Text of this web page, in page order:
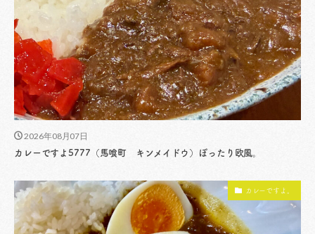
2026年08月07日
カレーですよ5777（馬喰町 キンメイドウ）ぽったり欧風。
カレーですよ。